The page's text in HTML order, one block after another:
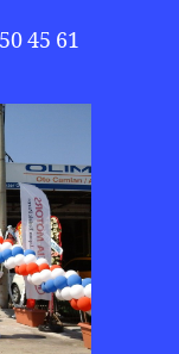
45 61